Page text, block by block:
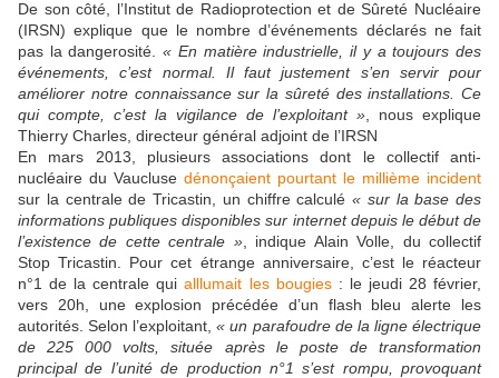
De son côté, l’Institut de Radioprotection et de Sûreté Nucléaire
(IRSN) explique que le nombre d’événements déclarés ne fait
pas la dangerosité.« En matière industrielle, il y a toujours des
événements, c’est normal. Il faut justement s’en servir pour
améliorer notre connaissance sur la sûreté des installations. Ce
qui compte, c’est la vigilance de l’exploitant » , nous explique
Thierry Charles, directeur général adjoint de l’IRSN
En mars 2013, plusieurs associations dont le collectif anti-
nucléaire du Vaucluse dénonçaient pourtant le millième incident
sur la centrale de Tricastin, un chiffre calculé « sur la base des
informations publiques disponibles sur internet depuis le début de
l’existence de cette centrale », indique Alain Volle, du collectif
Stop Tricastin. Pour cet étrange anniversaire, c’est le réacteur
n°1 de la centrale quialllumait les bougies: le jeudi 28 février,
vers 20h, une explosion précédée d’un flash bleu alerte les
autorités. Selon l’exploitant,« un parafoudre de la ligne électrique
de 225 000 volts, située après le poste de transformation
principal de l’unité de production n°1 s’est rompu, provoquant